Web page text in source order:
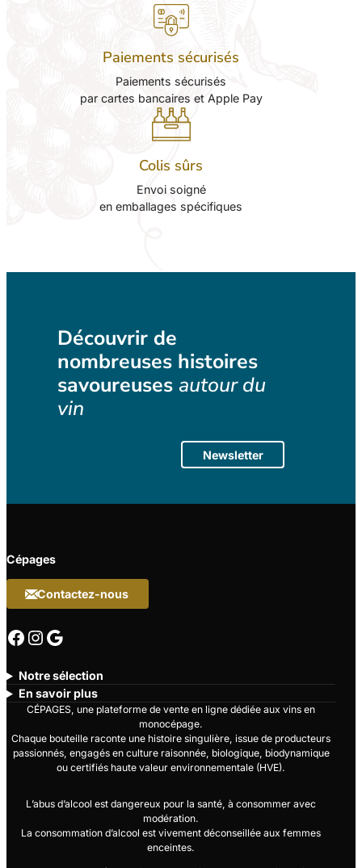
Paiements sécurisés
Paiements sécurisés
par cartes bancaires et Apple Pay
Colis sûrs
Envoi soigné
en emballages spécifiques
Découvrir de
nombreuses histoires
savoureuses autour du
vin
Newsletter
Cépages
Contactez-nous
Facebook
Instagram
Google
Notre sélection
En savoir plus
CÉPAGES, une plateforme de vente en ligne dédiée aux vins en
monocépage.
Chaque bouteille raconte une histoire singulière, issue de producteurs
passionnés, engagés en culture raisonnée, biologique, biodynamique
ou certifiés haute valeur environnementale (HVE).
L’abus d’alcool est dangereux pour la santé, à consommer avec
modération.
La consommation d’alcool est vivement déconseillée aux femmes
enceintes.